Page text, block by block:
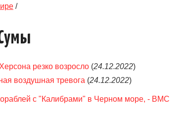
/
резко возросло (24.12.2022)
воздушная тревога (24.12.2022)
с "Калибрами" в Черном море, - ВМС